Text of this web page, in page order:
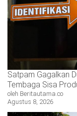
Satpam Gagalkan
Tembaga Sisa
oleh Beritautama.co
Agustus 8, 2026